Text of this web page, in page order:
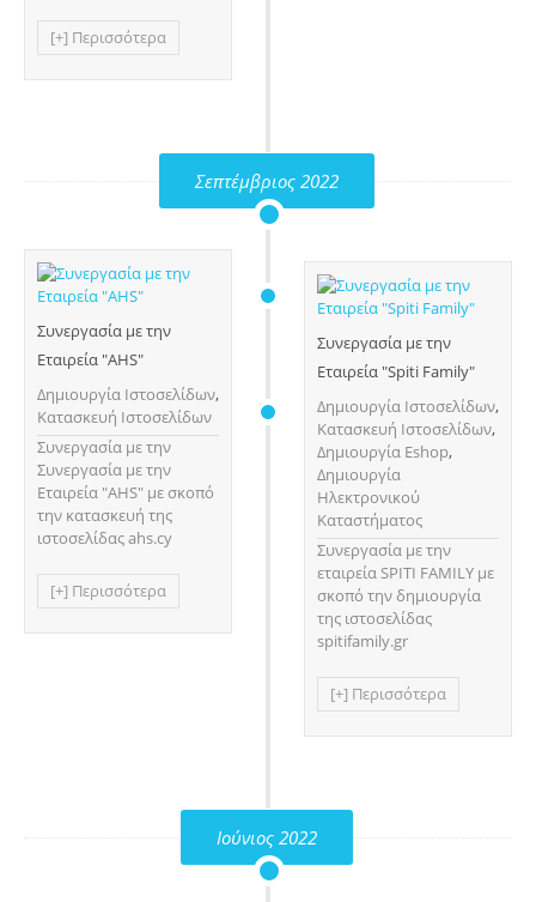
[+] Περισσότερα
Σεπτέμβριος 2022
Συνεργασία με την
Εταιρεία "AHS"
Δημιουργία Ιστοσελίδων,
Κατασκευή Ιστοσελίδων
Συνεργασία με την
Συνεργασία με την
Εταιρεία "AHS" με σκοπό
την κατασκευή της
ιστοσελίδας ahs.cy
[+] Περισσότερα
Συνεργασία με την
Εταιρεία "Spiti Family"
Δημιουργία Ιστοσελίδων,
Κατασκευή Ιστοσελίδων,
Δημιουργία Eshop,
Δημιουργία
Ηλεκτρονικού
Καταστήματος
Συνεργασία με την
εταιρεία SPITI FAMILY με
σκοπό την δημιουργία
της ιστοσελίδας
spitifamily.gr
[+] Περισσότερα
Ιούνιος 2022